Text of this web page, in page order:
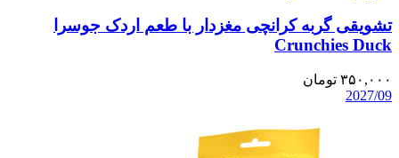
تشویقی گربه کرانچی مغزدار با طعم اردک جوسرا
Crunchies Duck
۳۵۰,۰۰۰ تومان
2027/09